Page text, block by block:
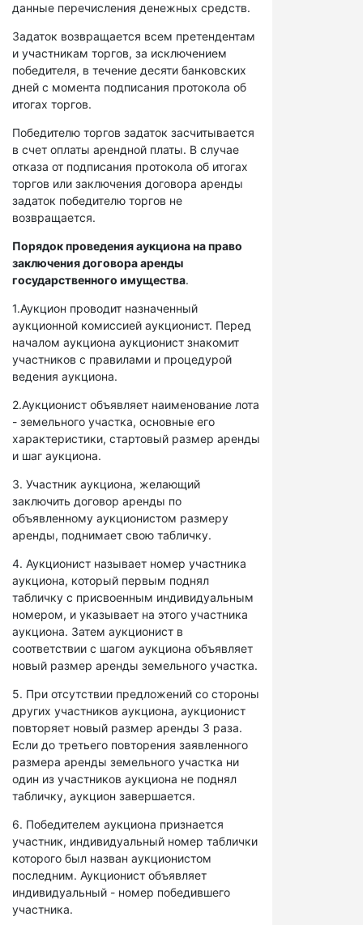
данные перечисления денежных средств.
Задаток возвращается всем претендентам
и участникам торгов, за исключением
победителя, в течение десяти банковских
дней с момента подписания протокола об
итогах торгов.
Победителю торгов задаток засчитывается
в счет оплаты арендной платы. В случае
отказа от подписания протокола об итогах
торгов или заключения договора аренды
задаток победителю торгов не
возвращается.
Порядок проведения аукциона на право
заключения договора аренды
государственного имущества.
1.Аукцион проводит назначенный
аукционной комиссией аукционист. Перед
началом аукциона аукционист знакомит
участников с правилами и процедурой
ведения аукциона.
2.Аукционист объявляет наименование лота
- земельного участка, основные его
характеристики, стартовый размер аренды
и шаг аукциона.
3. Участник аукциона, желающий
заключить договор аренды по
объявленному аукционистом размеру
аренды, поднимает свою табличку.
4. Аукционист называет номер участника
аукциона, который первым поднял
табличку с присвоенным индивидуальным
номером, и указывает на этого участника
аукциона. Затем аукционист в
соответствии с шагом аукциона объявляет
новый размер аренды земельного участка.
5. При отсутствии предложений со стороны
других участников аукциона, аукционист
повторяет новый размер аренды 3 раза.
Если до третьего повторения заявленного
размера аренды земельного участка ни
один из участников аукциона не поднял
табличку, аукцион завершается.
6. Победителем аукциона признается
участник, индивидуальный номер таблички
которого был назван аукционистом
последним. Аукционист объявляет
индивидуальный - номер победившего
участника.